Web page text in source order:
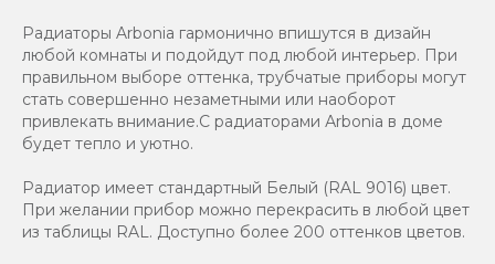
Радиаторы Arbonia гармонично впишутся в дизайн
любой комнаты и подойдут под любой интерьер. При
правильном выборе оттенка, трубчатые приборы могут
стать совершенно незаметными или наоборот
привлекать внимание.С радиаторами Аrbonia в доме
будет тепло и уютно.
Радиатор имеет стандартный Белый (RAL 9016) цвет.
При желании прибор можно перекрасить в любой цвет
из таблицы RAL. Доступно более 200 оттенков цветов.